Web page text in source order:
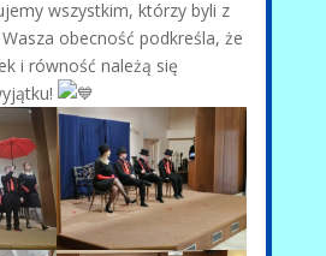
wszystkim, którzy byli z
obecność podkreśla, że
i równość należą się